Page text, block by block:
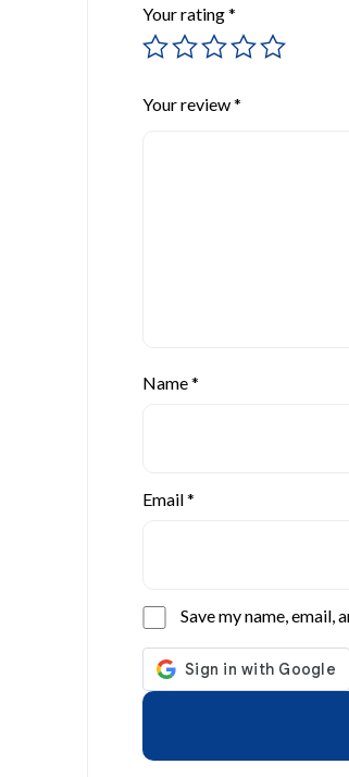
Your rating*
Your review*
Name*
Email*
Save my name,